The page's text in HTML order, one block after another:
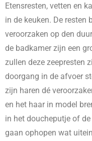
Etensresten, vetten en
in de keuken. De resten
veroorzaken op den
de badkamer zijn een
zullen deze zeepresten
doorgang in de afvoer
zijn haren dé
en het haar in model
in het doucheputje of
gaan ophopen wat